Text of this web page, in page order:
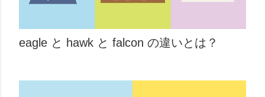
eagle と hawk と falcon の違いとは？